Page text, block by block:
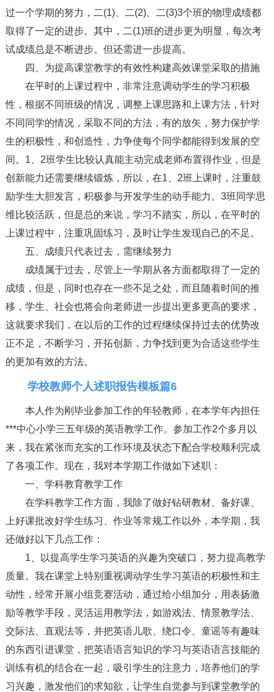
过一个学期的努力，二(1)、二(2)、二(3)3个班的物理成绩都
取得了一定的进步。其中，二(1)班的进步更为明显，每次考
试成绩总是不断进步。但还需进一步提高。
四、为提高课堂教学的有效性构建高效课堂采取的措施
在平时的上课过程中，非常注意调动学生的学习积极
性，根据不同班级的情况，调整上课思路和上课方法，针对
不同同学的情况，采取不同的方法，有的放矢，努力保护学
生的积极性，和创造性，力争使每个同学都能得到发展的空
间。1、2班学生比较认真能主动完成老师布置得作业，但是
创新能力还需要继续锻炼，所以，在1、2班上课时，注重鼓
励学生大胆发言，积极参与开发学生的动手能力。3班同学思
维比较活跃，但是总的来说，学习不踏实，所以，在平时的
上课过程中，注重巩固练习，及时让学生发现自己的不足。
五、成绩只代表过去，需继续努力
成绩属于过去，尽管上一学期从各方面都取得了一定的
成绩，但是，同时也存在一些不足之处，而且随着时间的推
移，学生、社会也将会向老师进一步提出更多更高的要求，
这就要求我们，在以后的工作的过程继续保持过去的优势改
正不足，不断学习，开拓创新，力争找到更为合适这些学生
的更加有效的方法。
学校教师个人述职报告模板篇6
本人作为刚毕业参加工作的年轻教师，在本学年内担任
***中心小学三五年级的英语教学工作。参加工作2个多月以
来，我在紧张而充实的工作环境及状态下配合学校顺利完成
了各项工作。现在，我对本学期工作做如下述职：
一、学科教育教学工作
在学科教学工作方面，我除了做好钻研教材、备好课、
上好课批改好学生练习、作业等常规工作以外，本学期，我
还做好以下几点工作：
1、以提高学生学习英语的兴趣为突破口，努力提高教学
质量。我在课堂上特别重视调动学生学习英语的积极性和主
动性，经常开展小组竞赛活动，通过给小组加分，用表扬激
励等教学手段，灵活运用教学法，如游戏法、情景教学法、
交际法、直观法等，并把英语儿歌、绕口令、童谣等有趣味
的东西引进课堂，把英语语言知识的学习与英语语言技能的
训练有机的结合在一起，吸引学生的注意力，培养他们的学
习兴趣，激发他们的求知欲，让学生自觉参与到课堂教学的